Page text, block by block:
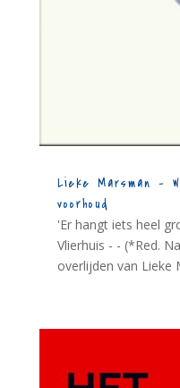
Lieke Marsman –
voorhoud
'Er hangt iets heel
Vlierhuis - - (*Red.
overlijden van Lieke